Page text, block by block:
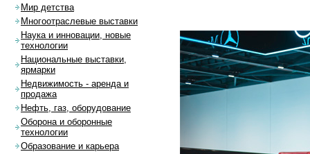
Мир детства
Многоотраслевые выставки
Наука и инновации, новые
технологии
Национальные выставки,
ярмарки
Недвижимость - аренда и
продажа
Нефть, газ, оборудование
Оборона и оборонные
технологии
Образование и карьера